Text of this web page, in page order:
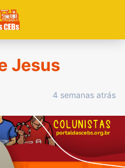
Jesus
4 semanas atrás